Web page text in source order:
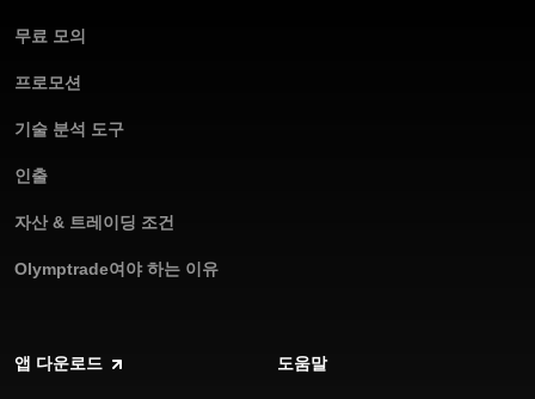
무료 모의
프로모션
기술 분석 도구
인출
자산 & 트레이딩 조건
Olymptrade여야 하는 이유
앱 다운로드 도움말